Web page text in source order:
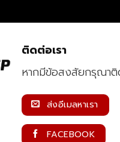
ติดต่อเรา
หากมีข้อสงสัยกรุณาติ
ส่งอีเมลหาเรา
FACEBOOK